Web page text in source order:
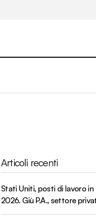
Articoli recenti
Stati Uniti, posti di lavoro in
2026. Giù P.A., settore